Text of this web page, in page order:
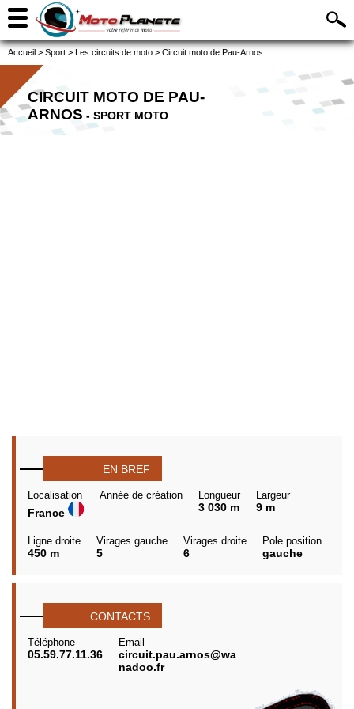
Accueil > Sport > Les circuits de moto > Circuit moto de Pau-Arnos
CIRCUIT MOTO DE PAU-
ARNOS - SPORT MOTO
EN BREF
Localisation
France
Année de création Longueur
3 030 m
Largeur
9 m
Ligne droite
450 m
Virages gauche
5
Virages droite
6
Pole position
gauche
CONTACTS
Téléphone
05.59.77.11.36
Email
circuit.pau.arnos@wa
nadoo.fr